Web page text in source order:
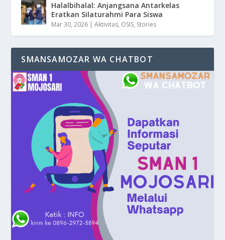
Halalbihalal: Anjangsana Antarkelas
Eratkan Silaturahmi Para Siswa
Mar 30, 2026 |Aktivitas, OSIS, Stories
SMANSAMOZAR WA CHATBOT